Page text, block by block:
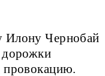
Илону Чернобай
дорожки
провокацию.